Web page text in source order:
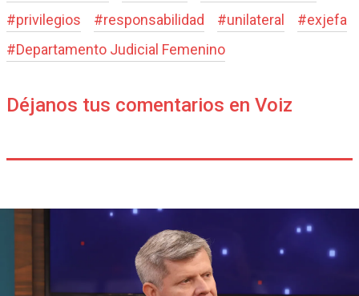
#privilegios #responsabilidad #unilateral #exjefa
#Departamento Judicial Femenino
Déjanos tus comentarios en Voiz